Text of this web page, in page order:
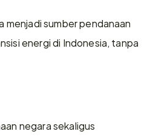
menjadi sumber pendanaan
energi di Indonesia, tanpa
negara sekaligus